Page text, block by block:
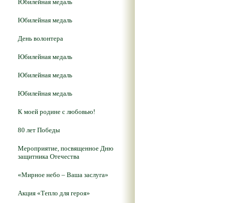
Юбилейная медаль
Юбилейная медаль
День волонтера
Юбилейная медаль
Юбилейная медаль
Юбилейная медаль
К моей родине с любовью!
80 лет Победы
Мероприятие, посвященное Дню
защитника Отечества
«Мирное небо – Ваша заслуга»
Акция «Тепло для героя»